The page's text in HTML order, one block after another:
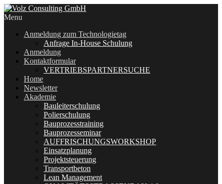
Menu
Anmeldung zum Technologietag
Anfrage In-House Schulung
Anmeldung
Kontaktformular
VERTRIEBSPARTNERSUCHE
Home
Newsletter
Akademie
Bauleiterschulung
Polierschulung
Bauprozesstraining
Bauprozesseminar
AUFFRISCHUNGSWORKSHOP
Einsatzplanung
Projektsteuerung
Transportbeton
Lean Management